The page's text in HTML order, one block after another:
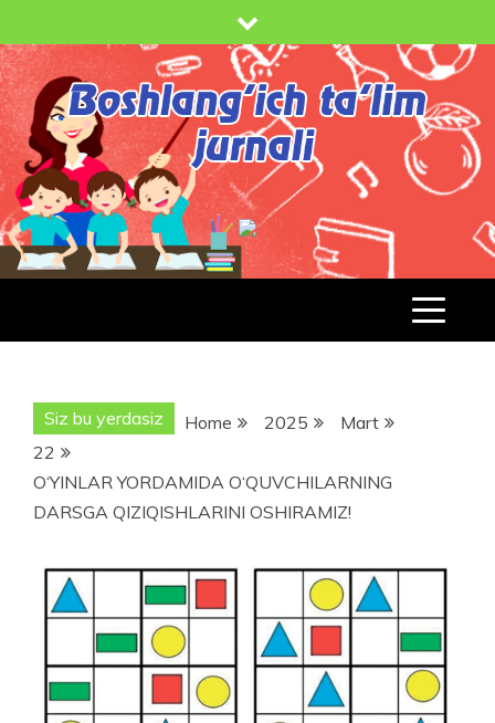
to
content
BT-
JURNAL.UZ
BOSHLANG'ICH TA'LIM JURNALI
Siz bu yerdasiz Home 2025
Mart
22
O‘YINLAR YORDAMIDA O‘QUVCHILARNING
DARSGA QIZIQISHLARINI OSHIRAMIZ!